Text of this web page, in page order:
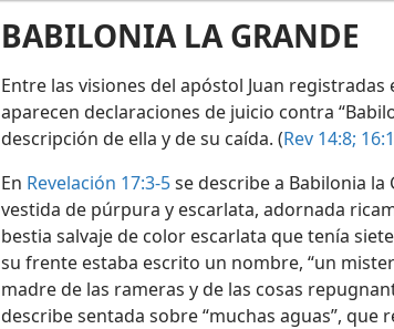
BABILONIA LA GRANDE
Entre las visiones del apóstol Juan registradas
aparecen declaraciones de juicio contra
descripción de ella y de su caída. (Rev 14:8;
En Revelación 17:3-5se describe a Babilonia
vestida de púrpura y escarlata, adornada
bestia salvaje de color escarlata que tenía
su frente estaba escrito un nombre, “un
madre de las rameras y de las cosas
describe sentada sobre “muchas aguas”, que